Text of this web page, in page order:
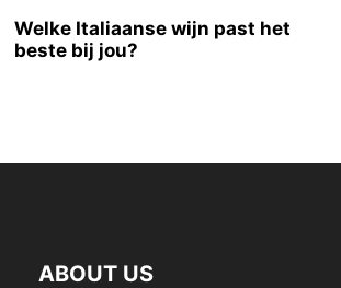
Welke Italiaanse wijn past het
beste bij jou?
ABOUT US